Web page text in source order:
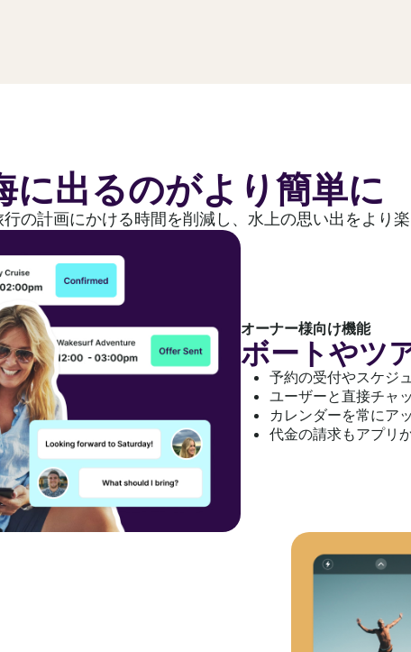
に出るのがより簡単に
の計画にかける時間を削減し、水上の思い出をより
オーナー様向け機能
ボートやツ
予約の受付やスケジ
ユーザーと直接チャ
カレンダーを常にア
代金の請求もアプリ